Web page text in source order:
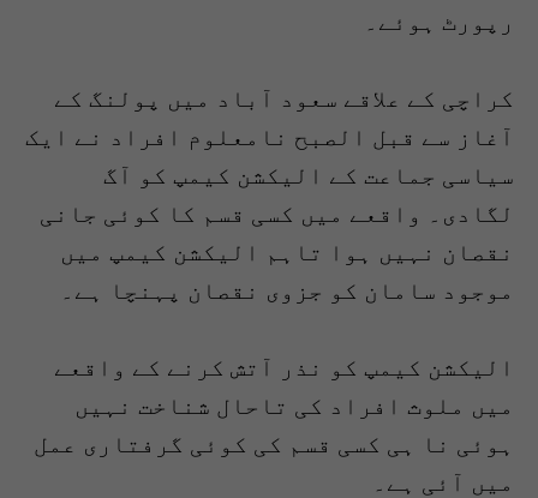
رپورٹ ہوئے۔
کراچی کے علاقے سعود آباد میں پولنگ کے
آغاز سے قبل الصبح نامعلوم افراد نے ایک
سیاسی جماعت کے الیکشن کیمپ کو آگ
لگادی۔ واقعے میں کسی قسم کا کوئی جانی
نقصان نہیں ہوا تاہم الیکشن کیمپ میں
موجود سامان کو جزوی نقصان پہنچا ہے۔
الیکشن کیمپ کو نذر آتش کرنے کے واقعے
میں ملوث افراد کی تاحال شناخت نہیں
ہوئی نا ہی کسی قسم کی کوئی گرفتاری عمل
میں آئی ہے۔